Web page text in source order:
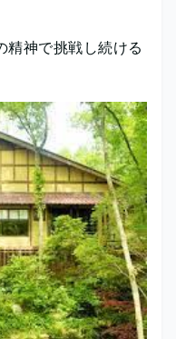
精神で挑戦し続ける